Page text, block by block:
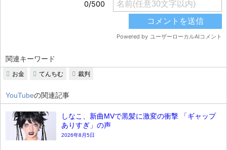
関連キーワード
お金 てんちむ 裁判
YouTubeの関連記事
しなこ、新曲MVで黒髪に激変の衝撃 「ギャップ
ありすぎ」の声
2026年8月5日